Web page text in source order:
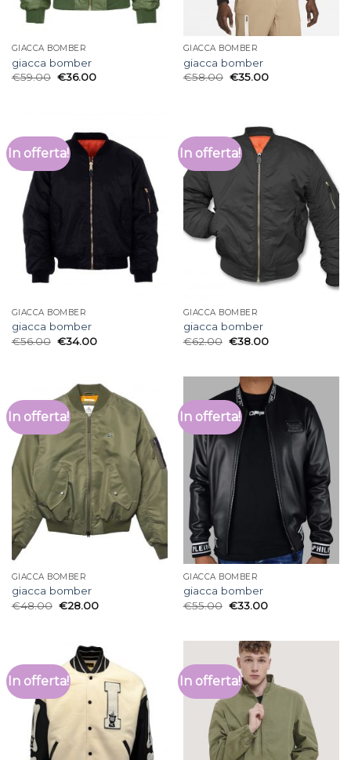
GIACCA BOMBER
giacca bomber
€59.00 €36.00
GIACCA BOMBER
giacca bomber
€58.00 €35.00
In offerta!
GIACCA BOMBER
giacca bomber
€56.00 €34.00
In offerta!
GIACCA BOMBER
giacca bomber
€62.00 €38.00
In offerta!
GIACCA BOMBER
giacca bomber
€48.00 €28.00
In offerta!
GIACCA BOMBER
giacca bomber
€55.00 €33.00
In offerta! In offerta!